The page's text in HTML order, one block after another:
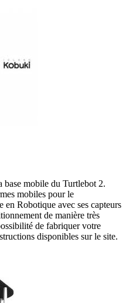
mobile du Turtlebot 2.
mobiles pour le
en Robotique avec ses capteurs
de manière très
de fabriquer votre
disponibles sur le site.